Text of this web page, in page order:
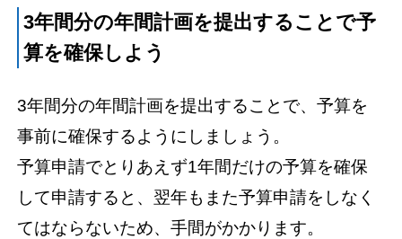
3年間分の年間計画を提出することで予
算を確保しよう
3年間分の年間計画を提出することで、予算を
事前に確保するようにしましょう。
予算申請でとりあえず1年間だけの予算を確保
して申請すると、翌年もまた予算申請をしなく
てはならないため、手間がかかります。